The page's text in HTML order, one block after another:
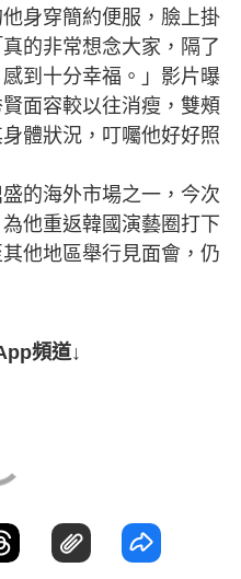
身穿簡約便服，臉上掛
的非常想念大家，隔了
到十分幸福。」影片曝
面容較以往消瘦，雙頰
體狀況，叮囑他好好照
的海外市場之一，今次
他重返韓國演藝圈打下
他地區舉行見面會，仍
頻道↓